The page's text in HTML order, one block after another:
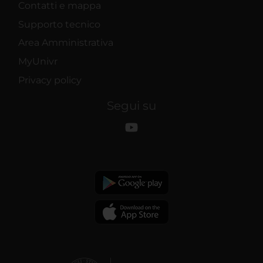
Contatti e mappa
Supporto tecnico
Area Amministrativa
MyUnivr
Privacy policy
Segui su